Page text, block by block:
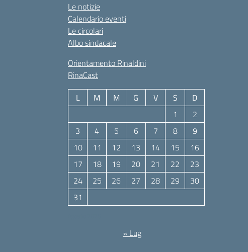
Le notizie
Calendario eventi
Le circolari
Albo sindacale
Orientamento Rinaldini
RinaCast
L M M G V S
D
1
2
3
4 5 6 7 8
9
10
11 12 13 14 15
16
17
18 19 20 21 22
23
24
25 26 27 28 29
30
31
« Lug